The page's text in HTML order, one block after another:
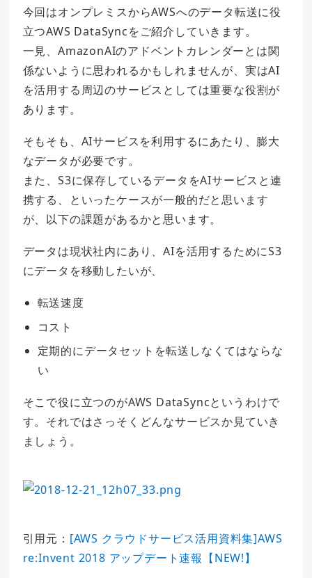
今回はオンプレミスからAWSへのデータ転送に役
立つAWS DataSyncをご紹介していきます。
一見、AmazonAIのアドベントカレンダーとは関
係ないように思われるかもしれませんが、実はAI
を活用する周辺のサービスとしては重要な役割が
あります。
そもそも、AIサービスを利用するにあたり、膨大
なデータが必要です。
また、S3に保存しているデータをAIサービスと連
携する、といったケースが一般的だと思います
が、以下の課題があるかと思います。
データは現状社内にあり、AIを活用するためにS3
にデータを移動したいが、
転送速度
コスト
定期的にデータセットを転送しなくてはならな
い
そこで役に立つのがAWS DataSyncというわけで
す。それではさっそくどんなサービスか見ていき
ましょう。
引用元： [AWS クラウドサービス活用資料集]AWS
re:Invent 2018 アップデート速報【NEW!】